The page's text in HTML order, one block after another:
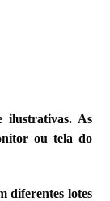
ilustrativas. As
ou tela do
diferentes lotes